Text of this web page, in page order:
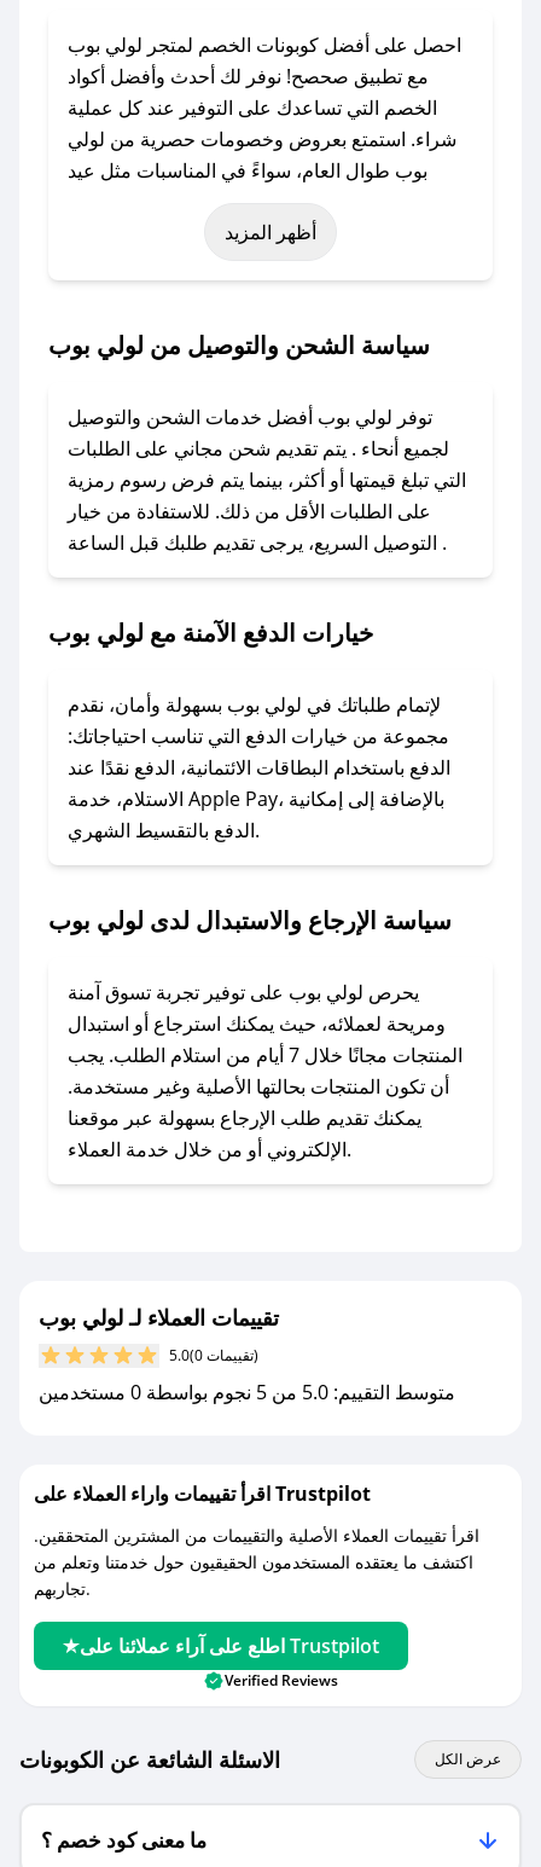
احصل على أفضل كوبونات الخصم لمتجر لولي بوب
مع تطبيق صحصح! نوفر لك أحدث وأفضل أكواد
الخصم التي تساعدك على التوفير عند كل عملية
شراء. استمتع بعروض وخصومات حصرية من لولي
بوب طوال العام، سواءً في المناسبات مثل عيد
الفطر، عيد الأضحى، الجمعة البيضاء (شهر نوفمبر)،
رمضان، اليوم الوطني، يوم التأسيس، أو حتى عروض
باستخدام تطبيق صحصح، يمكنك العثور بسهولة على
تواصل معنا عبر تويتر أو البريد الإلكتروني لإضافته
بسرعة.
### كيفية استخدام كود خصم لولي بوب؟
1. انسخ كود الخصم من تطبيق صحصح.
2. الصقه في خانة الدفع عند التسوق من لولي بوب.
### ماذا أفعل إذا لم يعمل كود الخصم؟
الرسائل الخاصة على تويتر أو البريد الإلكتروني،
وسنقوم بحل المشكلة في أسرع وقت ممكن.
### ماذا أفعل إذا لم أجد كود خصم لمتجري
المفضل؟
في حال عدم توفر كوبونات لمتجرك المفضل، يمكنك
أسرع وقت ممكن.
### كيف تحصل على كوبونات خصم حصرية من
لولي بوب؟
للحصول على كوبونات وخصومات حصرية، قم بما
يلي:
- اضغط على أيقونة متابعة لمتجر لولي بوب في
تطبيق صحصح.
مع صحصح، تسوق بذكاء ووفّر على كل مشترياتك مع
أظهر المزيد
سياسة الشحن والتوصيل من لولي بوب
توفر لولي بوب أفضل خدمات الشحن والتوصيل
لجميع أنحاء . يتم تقديم شحن مجاني على الطلبات
التي تبلغ قيمتها أو أكثر، بينما يتم فرض رسوم رمزية
على الطلبات الأقل من ذلك. للاستفادة من خيار
التوصيل السريع، يرجى تقديم طلبك قبل الساعة .
خيارات الدفع الآمنة مع لولي بوب
لإتمام طلباتك في لولي بوب بسهولة وأمان، نقدم
مجموعة من خيارات الدفع التي تناسب احتياجاتك:
الدفع باستخدام البطاقات الائتمانية، الدفع نقدًا عند
الاستلام، خدمة Apple Pay، بالإضافة إلى إمكانية
الدفع بالتقسيط الشهري.
سياسة الإرجاع والاستبدال لدى لولي بوب
يحرص لولي بوب على توفير تجربة تسوق آمنة
ومريحة لعملائه، حيث يمكنك استرجاع أو استبدال
المنتجات مجانًا خلال 7 أيام من استلام الطلب. يجب
أن تكون المنتجات بحالتها الأصلية وغير مستخدمة.
يمكنك تقديم طلب الإرجاع بسهولة عبر موقعنا
الإلكتروني أو من خلال خدمة العملاء.
تقييمات العملاء لـ لولي بوب
5.0 (0 تقييمات)
متوسط التقييم: 5.0 من 5 نجوم بواسطة 0 مستخدمين
اقرأ تقييمات واراء العملاء على Trustpilot
اقرأ تقييمات العملاء الأصلية والتقييمات من المشترين المتحققين.
اكتشف ما يعتقده المستخدمون الحقيقيون حول خدمتنا وتعلم من
تجاربهم.
اطلع على آراء عملائنا على Trustpilot
Verified Reviews
الاسئلة الشائعة عن الكوبونات عرض الكل
ما معنى كود خصم ؟